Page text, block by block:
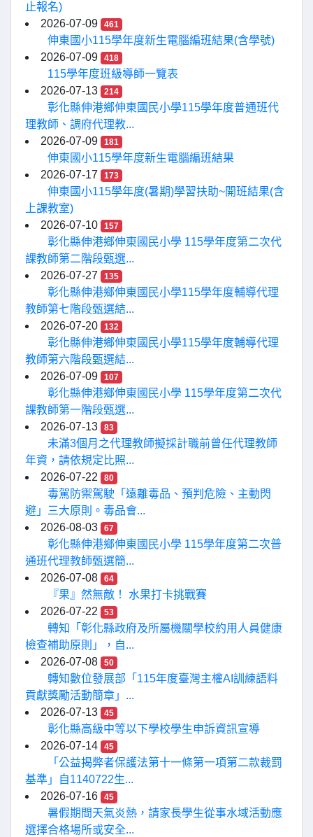
止報名)
2026-07-09
461
伸東國小115學年度新生電腦編班結果(含學號)
2026-07-09
418
115學年度班級導師一覽表
2026-07-13
214
彰化縣伸港鄉伸東國民小學115學年度普通班代
理教師、調府代理教...
2026-07-09
181
伸東國小115學年度新生電腦編班結果
2026-07-17
173
伸東國小115學年度(暑期)學習扶助~開班結果(含
上課教室)
2026-07-10
157
彰化縣伸港鄉伸東國民小學 115學年度第二次代
課教師第二階段甄選...
2026-07-27
135
彰化縣伸港鄉伸東國民小學115學年度輔導代理
教師第七階段甄選結...
2026-07-20
132
彰化縣伸港鄉伸東國民小學115學年度輔導代理
教師第六階段甄選結...
2026-07-09
107
彰化縣伸港鄉伸東國民小學 115學年度第二次代
課教師第一階段甄選...
2026-07-13
83
未滿3個月之代理教師擬採計職前曾任代理教師
年資，請依規定比照...
2026-07-22
80
毒駕防禦駕駛「遠離毒品、預判危險、主動閃
避」三大原則。毒品會...
2026-08-03
67
彰化縣伸港鄉伸東國民小學 115學年度第二次普
通班代理教師甄選簡...
2026-07-08
64
『果』然無敵！ 水果打卡挑戰賽
2026-07-22
53
轉知「彰化縣政府及所屬機關學校約用人員健康
檢查補助原則」，自...
2026-07-08
50
轉知數位發展部「115年度臺灣主權AI訓練語料
貢獻獎勵活動簡章」...
2026-07-13
45
彰化縣高級中等以下學校學生申訴資訊宣導
2026-07-14
45
「公益揭弊者保護法第十一條第一項第二款裁罰
基準」自1140722生...
2026-07-16
45
暑假期間天氣炎熱，請家長學生從事水域活動應
選擇合格場所或安全...